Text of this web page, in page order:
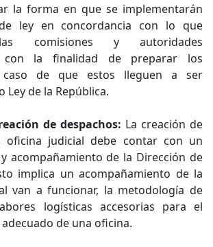
la forma en que se implementarán
ley en concordancia con lo que
comisiones y autoridades
con la finalidad de preparar los
caso de que estos lleguen a ser
Ley de la República.
de despachos: La creación de
oficina judicial debe contar con un
acompañamiento de la Dirección de
implica un acompañamiento de la
van a funcionar, la metodología de
logísticas accesorias para el
de una oficina.